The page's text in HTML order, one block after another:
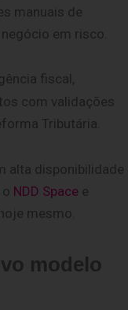
manuais de
em risco.
fiscal,
com validações
Tributária.
alta disponibilidade
NDD Space e
mesmo.
modelo